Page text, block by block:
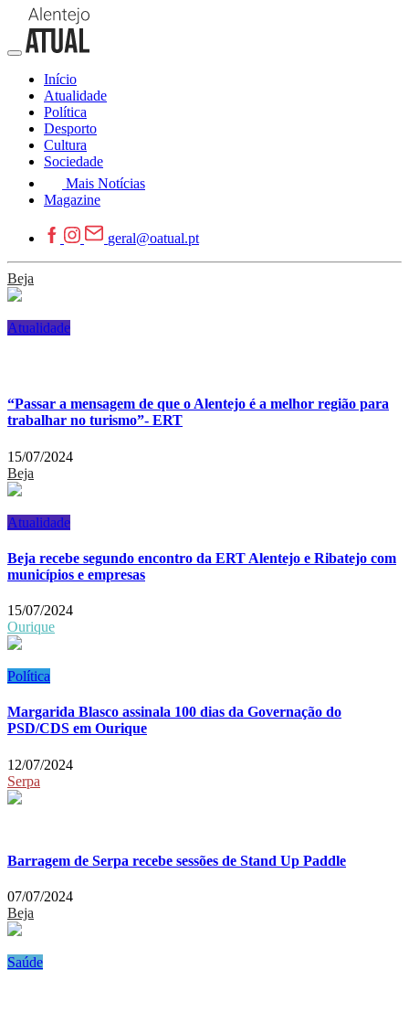
Início
Atualidade
Política
Desporto
Cultura
Sociedade
Mais Notícias
Magazine
geral@oatual.pt
Beja
Atualidade
“Passar a mensagem de que o Alentejo é a melhor região para
trabalhar no turismo”- ERT
15/07/2024
Beja
Atualidade
Beja recebe segundo encontro da ERT Alentejo e Ribatejo com
municípios e empresas
15/07/2024
Ourique
Política
Margarida Blasco assinala 100 dias da Governação do
PSD/CDS em Ourique
12/07/2024
Serpa
Barragem de Serpa recebe sessões de Stand Up Paddle
07/07/2024
Beja
Saúde